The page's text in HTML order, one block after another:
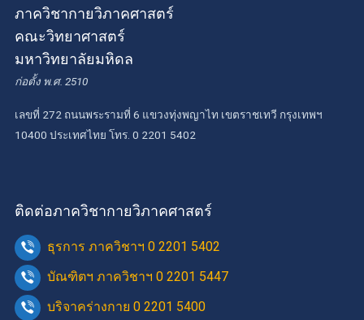
ภาควิชากายวิภาคศาสตร์
คณะวิทยาศาสตร์
มหาวิทยาลัยมหิดล
ก่อตั้ง พ.ศ. 2510
เลขที่ 272 ถนนพระรามที่ 6 แขวงทุ่งพญาไท เขตราชเทวี กรุงเทพฯ
10400 ประเทศไทย โทร. 0 2201 5402
ติดต่อภาควิชากายวิภาคศาสตร์
ธุรการ ภาควิชาฯ 0 2201 5402
บัณฑิตฯ ภาควิชาฯ 0 2201 5447
บริจาคร่างกาย 0 2201 5400